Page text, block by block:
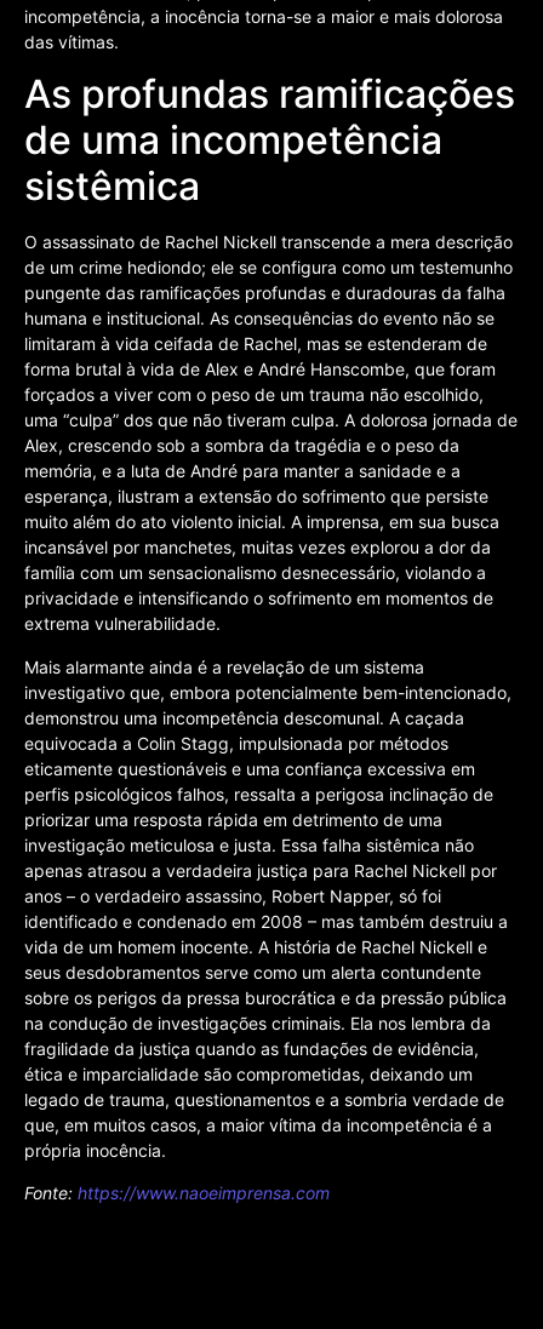
incompetência, a inocência torna-se a maior e mais dolorosa
das vítimas.
As profundas ramificações
de uma incompetência
sistêmica
O assassinato de Rachel Nickell transcende a mera descrição
de um crime hediondo; ele se configura como um testemunho
pungente das ramificações profundas e duradouras da falha
humana e institucional. As consequências do evento não se
limitaram à vida ceifada de Rachel, mas se estenderam de
forma brutal à vida de Alex e André Hanscombe, que foram
forçados a viver com o peso de um trauma não escolhido,
uma “culpa” dos que não tiveram culpa. A dolorosa jornada de
Alex, crescendo sob a sombra da tragédia e o peso da
memória, e a luta de André para manter a sanidade e a
esperança, ilustram a extensão do sofrimento que persiste
muito além do ato violento inicial. A imprensa, em sua busca
incansável por manchetes, muitas vezes explorou a dor da
família com um sensacionalismo desnecessário, violando a
privacidade e intensificando o sofrimento em momentos de
extrema vulnerabilidade.
Mais alarmante ainda é a revelação de um sistema
investigativo que, embora potencialmente bem-intencionado,
demonstrou uma incompetência descomunal. A caçada
equivocada a Colin Stagg, impulsionada por métodos
eticamente questionáveis e uma confiança excessiva em
perfis psicológicos falhos, ressalta a perigosa inclinação de
priorizar uma resposta rápida em detrimento de uma
investigação meticulosa e justa. Essa falha sistêmica não
apenas atrasou a verdadeira justiça para Rachel Nickell por
anos – o verdadeiro assassino, Robert Napper, só foi
identificado e condenado em 2008 – mas também destruiu a
vida de um homem inocente. A história de Rachel Nickell e
seus desdobramentos serve como um alerta contundente
sobre os perigos da pressa burocrática e da pressão pública
na condução de investigações criminais. Ela nos lembra da
fragilidade da justiça quando as fundações de evidência,
ética e imparcialidade são comprometidas, deixando um
legado de trauma, questionamentos e a sombria verdade de
que, em muitos casos, a maior vítima da incompetência é a
própria inocência.
Fonte: https://www.naoeimprensa.com